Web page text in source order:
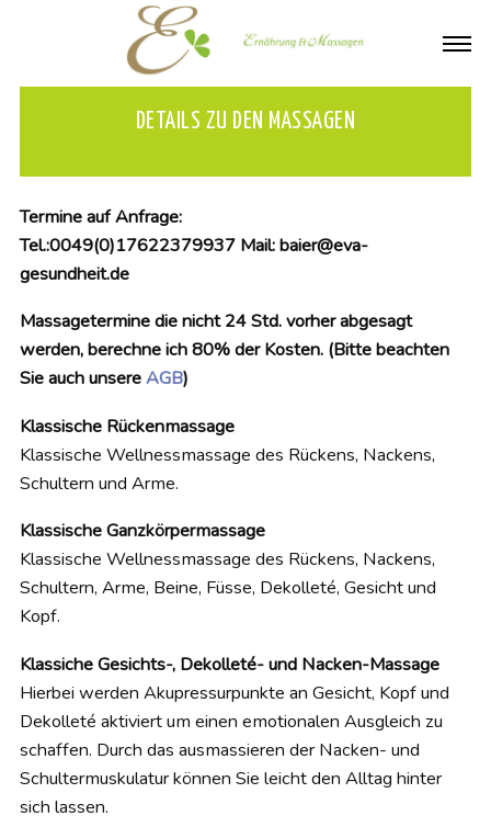
DETAILS ZU DEN MASSAGEN
Termine auf Anfrage:
Tel.:0049(0)17622379937 Mail: baier@eva-
gesundheit.de
Massagetermine die nicht 24 Std. vorher abgesagt
werden, berechne ich 80% der Kosten. (Bitte beachten
Sie auch unsereAGB)
Klassische Rückenmassage
Klassische Wellnessmassage des Rückens, Nackens,
Schultern und Arme.
Klassische Ganzkörpermassage
Klassische Wellnessmassage des Rückens, Nackens,
Schultern, Arme, Beine, Füsse, Dekolleté, Gesicht und
Kopf.
Klassiche Gesichts-, Dekolleté- und Nacken-Massage
Hierbei werden Akupressurpunkte an Gesicht, Kopf und
Dekolleté aktiviert um einen emotionalen Ausgleich zu
schaffen. Durch das ausmassieren der Nacken- und
Schultermuskulatur können Sie leicht den Alltag hinter
sich lassen.